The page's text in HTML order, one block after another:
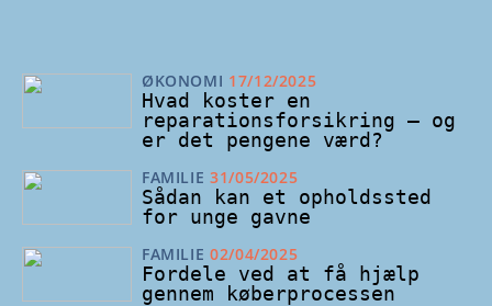
ØKONOMI 17/12/2025
Hvad koster en
reparationsforsikring – og
er det pengene værd?
FAMILIE 31/05/2025
Sådan kan et opholdssted
for unge gavne
FAMILIE 02/04/2025
Fordele ved at få hjælp
gennem køberprocessen